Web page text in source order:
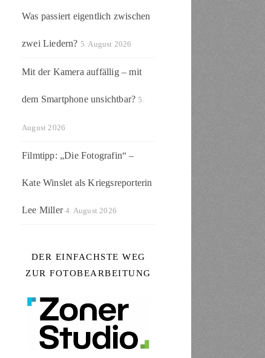
Was passiert eigentlich zwischen
zwei Liedern? 5. August 2026
Mit der Kamera auffällig – mit
dem Smartphone unsichtbar? 5.
August 2026
Filmtipp: „Die Fotografin“ –
Kate Winslet als Kriegsreporterin
Lee Miller 4. August 2026
DER EINFACHSTE WEG
ZUR FOTOBEARBEITUNG